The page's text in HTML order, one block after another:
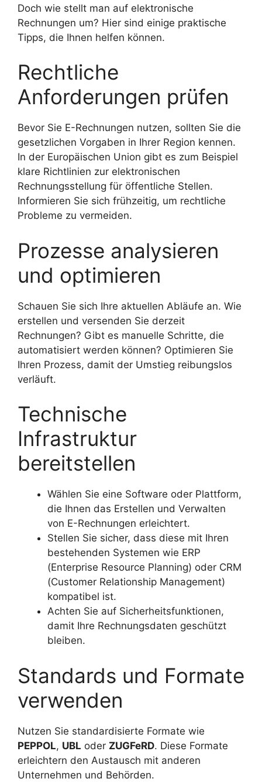
Doch wie stellt man auf elektronische
Rechnungen um? Hier sind einige praktische
Tipps, die Ihnen helfen können.
Rechtliche
Anforderungen prüfen
Bevor Sie E-Rechnungen nutzen, sollten Sie die
gesetzlichen Vorgaben in Ihrer Region kennen.
In der Europäischen Union gibt es zum Beispiel
klare Richtlinien zur elektronischen
Rechnungsstellung für öffentliche Stellen.
Informieren Sie sich frühzeitig, um rechtliche
Probleme zu vermeiden.
Prozesse analysieren
und optimieren
Schauen Sie sich Ihre aktuellen Abläufe an. Wie
erstellen und versenden Sie derzeit
Rechnungen? Gibt es manuelle Schritte, die
automatisiert werden können? Optimieren Sie
Ihren Prozess, damit der Umstieg reibungslos
verläuft.
Technische
Infrastruktur
bereitstellen
Wählen Sie eine Software oder Plattform,
die Ihnen das Erstellen und Verwalten
von E-Rechnungen erleichtert.
Stellen Sie sicher, dass diese mit Ihren
bestehenden Systemen wie ERP
(Enterprise Resource Planning) oder CRM
(Customer Relationship Management)
kompatibel ist.
Achten Sie auf Sicherheitsfunktionen,
damit Ihre Rechnungsdaten geschützt
bleiben.
Standards und Formate
verwenden
Nutzen Sie standardisierte Formate wie
PEPPOL, UBL oder ZUGFeRD. Diese Formate
erleichtern den Austausch mit anderen
Unternehmen und Behörden.